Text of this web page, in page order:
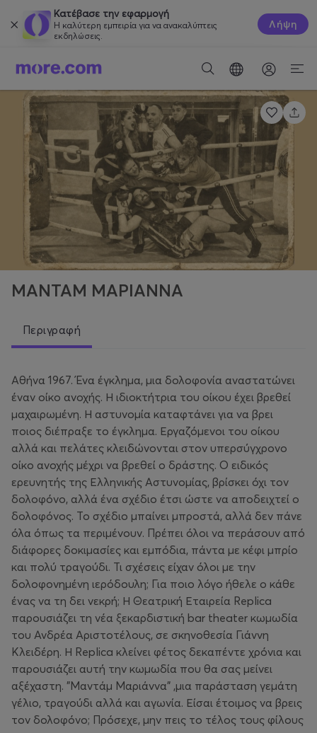
Κατέβασε την εφαρμογή
Η καλύτερη εμπειρία για να ανακαλύπτεις
εκδηλώσεις.
Λήψη
ΜΑΝΤΑΜ ΜΑΡΙΑΝΝΑ
Περιγραφή
Αθήνα 1967. Ένα έγκλημα, μια δολοφονία αναστατώνει
έναν οίκο ανοχής. Η ιδιοκτήτρια του οίκου έχει βρεθεί
μαχαιρωμένη. Η αστυνομία καταφτάνει για να βρει
ποιος διέπραξε το έγκλημα. Εργαζόμενοι του οίκου
αλλά και πελάτες κλειδώνονται στον υπερσύγχρονο
οίκο ανοχής μέχρι να βρεθεί ο δράστης. Ο ειδικός
ερευνητής της Ελληνικής Αστυνομίας, βρίσκει όχι τον
δολοφόνο, αλλά ένα σχέδιο έτσι ώστε να αποδειχτεί ο
δολοφόνος. Το σχέδιο μπαίνει μπροστά, αλλά δεν πάνε
όλα όπως τα περιμένουν. Πρέπει όλοι να περάσουν από
διάφορες δοκιμασίες και εμπόδια, πάντα με κέφι μπρίο
και πολύ τραγούδι. Τι σχέσεις είχαν όλοι με την
δολοφονημένη ιερόδουλη; Για ποιο λόγο ήθελε ο κάθε
ένας να τη δει νεκρή; Η Θεατρική Εταιρεία Replica
παρουσιάζει τη νέα ξεκαρδιστική bar theater κωμωδία
του Ανδρέα Αριστοτέλους, σε σκηνοθεσία Γιάννη
Κλειδέρη. Η Replica κλείνει φέτος δεκαπέντε χρόνια και
παρουσιάζει αυτή την κωμωδία που θα σας μείνει
αξέχαστη. "Μαντάμ Μαριάννα” ,μια παράσταση γεμάτη
γέλιο, τραγούδι αλλά και αγωνία. Είσαι έτοιμος να βρεις
τον δολοφόνο; Πρόσεχε, μην πεις το τέλος τους φίλους